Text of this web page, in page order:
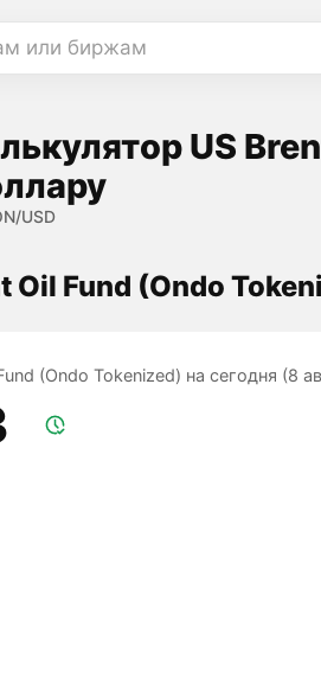
или биржам
US
USD
Oil Fund (Ondo
(Ondo Tokenized) на сегодня (8